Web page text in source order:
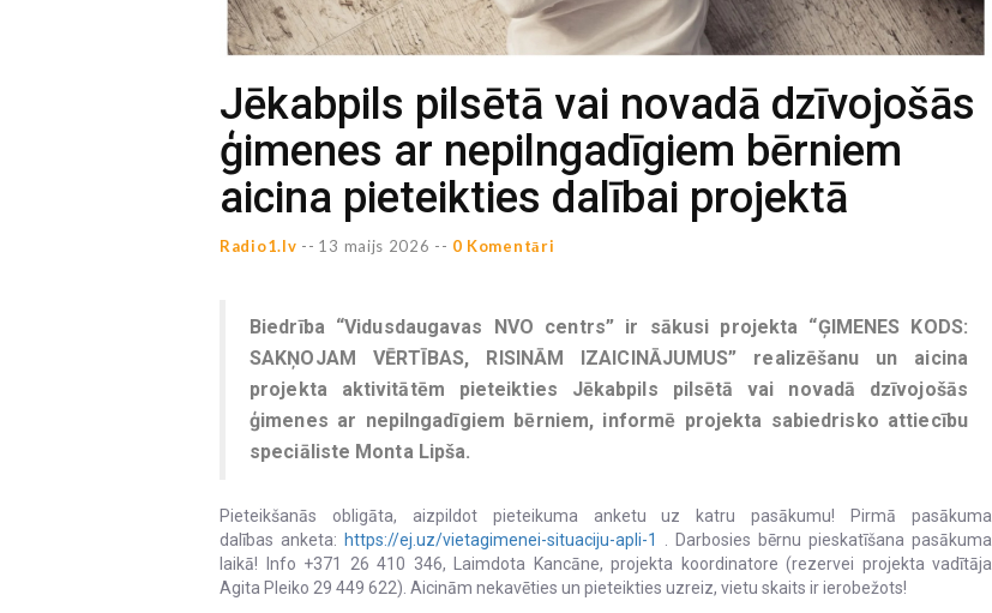
Jēkabpils pilsētā vai novadā dzīvojošās
ģimenes ar nepilngadīgiem bērniem
aicina pieteikties dalībai projektā
Radio1.lv -- 13 maijs 2026 -- 0 Komentāri
Biedrība “Vidusdaugavas NVO centrs” ir sākusi projekta “ĢIMENES KODS:
SAKŅOJAM VĒRTĪBAS, RISINĀM IZAICINĀJUMUS” realizēšanu un aicina
projekta aktivitātēm pieteikties Jēkabpils pilsētā vai novadā dzīvojošās
ģimenes ar nepilngadīgiem bērniem, informē projekta sabiedrisko attiecību
speciāliste Monta Lipša.
Pieteikšanās obligāta, aizpildot pieteikuma anketu uz katru pasākumu! Pirmā pasākuma
dalības anketa: https://ej.uz/vietagimenei-situaciju-apli-1
. Darbosies bērnu pieskatīšana pasākuma
laikā! Info +371 26 410 346, Laimdota Kancāne, projekta koordinatore (rezervei projekta vadītāja
Agita Pleiko 29 449 622). Aicinām nekavēties un pieteikties uzreiz, vietu skaits ir ierobežots!